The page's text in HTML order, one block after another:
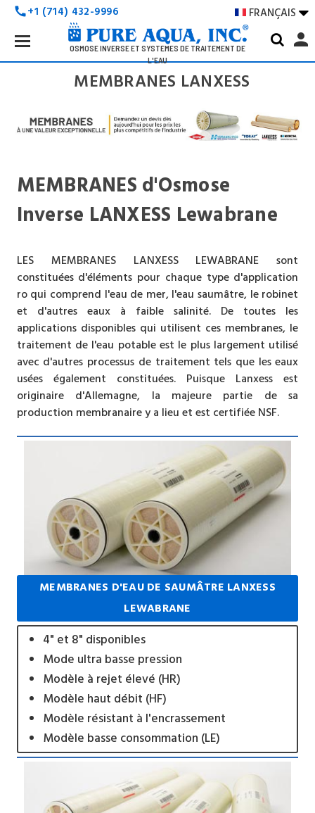
call+1 (714) 432-9996 FRANÇAIS 
OSMOSE INVERSE ET SYSTÈMES DE TRAITEMENT DE
L'EAU
Search
Keyword:
person
MEMBRANES LANXESS
MEMBRANES d'Osmose
Inverse LANXESS Lewabrane
LES MEMBRANES LANXESS LEWABRANE sont
constituées d'éléments pour chaque type d'application
ro qui comprend l'eau de mer, l'eau saumâtre, le robinet
et d'autres eaux à faible salinité. De toutes les
applications disponibles qui utilisent ces membranes, le
traitement de l'eau potable est le plus largement utilisé
avec d'autres processus de traitement tels que les eaux
usées également constituées. Puisque Lanxess est
originaire d'Allemagne, la majeure partie de sa
production membranaire y a lieu et est certifiée NSF.
MEMBRANES D'EAU DE SAUMÂTRE LANXESS
LEWABRANE
4" et 8" disponibles
Mode ultra basse pression
Modèle à rejet élevé (HR)
Modèle haut débit (HF)
Modèle résistant à l'encrassement
Modèle basse consommation (LE)